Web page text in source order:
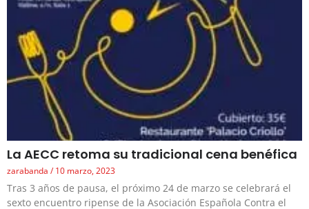
La AECC retoma su tradicional cena benéfica
zarabanda 10 marzo, 2023
Tras 3 años de pausa, el próximo 24 de marzo se celebrará el
sexto encuentro ripense de la Asociación Española Contra el